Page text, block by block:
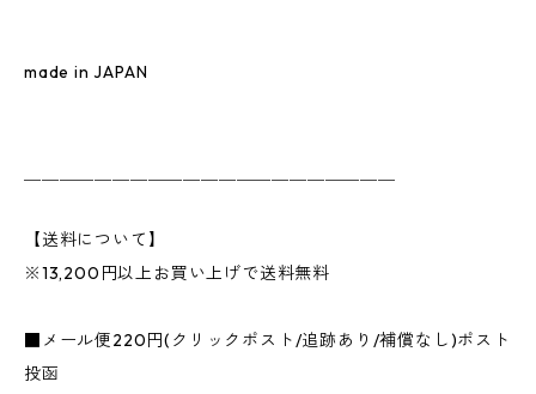
made in JAPAN
【送料について】
※13,200円以上お買い上げで送料無料
■メール便220円(クリックポスト/追跡あり/補償なし)ポスト
投函